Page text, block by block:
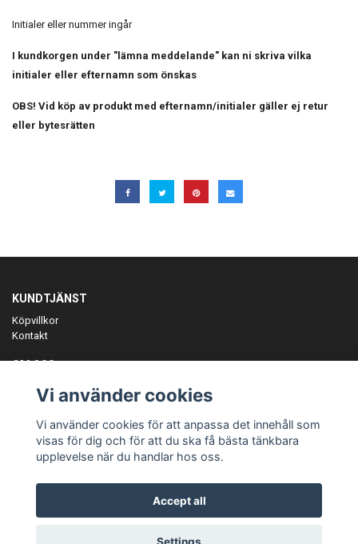
Initialer eller nummer ingår
I kundkorgen under "lämna meddelande" kan ni skriva vilka
initialer eller efternamn som önskas
OBS! Vid köp av produkt med efternamn/initialer gäller ej retur
eller bytesrätten
KUNDTJÄNST
Köpvillkor
Kontakt
OM OSS
ANMÄL DIG TILL VÅRT NYHETSBREV
Prenumerera
© Copyright Teamgear
Vi använder cookies
Vi använder cookies för att anpassa det innehåll som
visas för dig och för att du ska få bästa tänkbara
upplevelse när du handlar hos oss.
Accept all